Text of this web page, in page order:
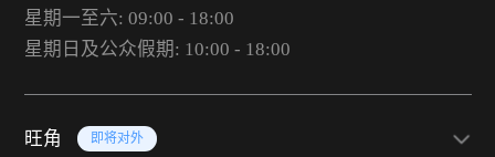
星期一至六: 09:00 - 18:00
星期日及公众假期: 10:00 - 18:00
旺角 即将对外